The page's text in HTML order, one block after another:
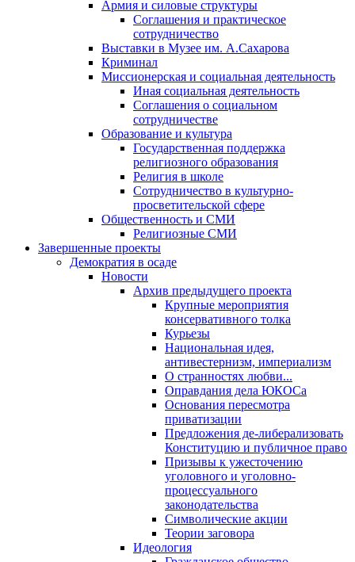
Армия и силовые структуры
Соглашения и практическое
сотрудничество
Выставки в Музее им. А.Сахарова
Криминал
Миссионерская и социальная деятельность
Иная социальная деятельность
Соглашения о социальном
сотрудничестве
Образование и культура
Государственная поддержка
религиозного образования
Религия в школе
Сотрудничество в культурно-
просветительской сфере
Общественность и СМИ
Религиозные СМИ
Завершенные проекты
Демократия в осаде
Новости
Архив предыдущего проекта
Крупные мероприятия
консервативного толка
Курьезы
Национальная идея,
антивестернизм, империализм
О странностях любви...
Оправдания дела ЮКОСа
Основания пересмотра
приватизации
Предложения де-либерализовать
Конституцию и публичное право
Призывы к ужесточению
уголовного и уголовно-
процессуального
законодательства
Символические акции
Теории заговора
Идеология